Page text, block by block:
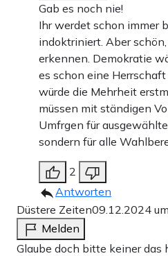
Gab es noch nie!
Ihr werdet schon immer
indoktriniert. Aber
erkennen. Demokratie
es schon eine
würde die Mehrheit
müssen mit ständigen
Umfrgen für
sondern für alle
2
Antworten
Düstere Zeiten09.12.2024
Melden
Glaube doch bitte keiner das